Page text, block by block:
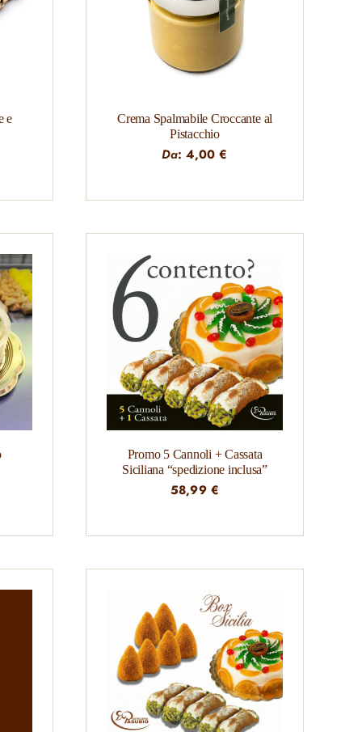
e
Crema Spalmabile Croccante al
Pistacchio
Da:4,00€
Promo 5 Cannoli + Cassata
Siciliana “spedizione inclusa”
58,99€